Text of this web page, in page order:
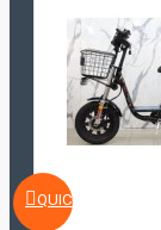
QUICKVIEW